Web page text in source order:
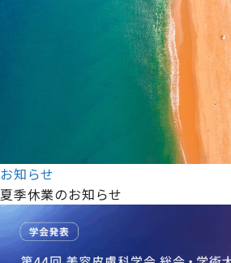
お知らせ
夏季休業のお知らせ